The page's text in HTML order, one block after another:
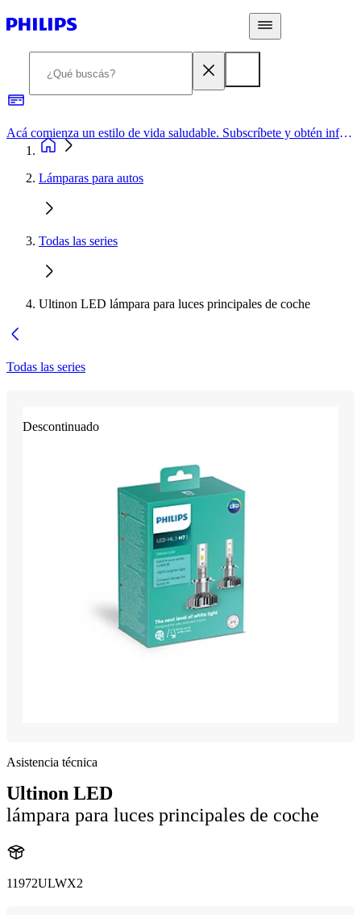
Acá comienza un estilo de vida saludable. Subscríbete y obtén información de primera mano
Lámparas para autos
Todas las series
Ultinon LED lámpara para luces principales de coche
Todas las series
Descontinuado
Asistencia técnica
Ultinon LED
lámpara para luces principales de coche
11972ULWX2